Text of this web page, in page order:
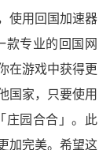
使用回国加速器
款专业的回国网
在游戏中获得更
国家，只要使用
庄园合合」。此
加完美。希望这